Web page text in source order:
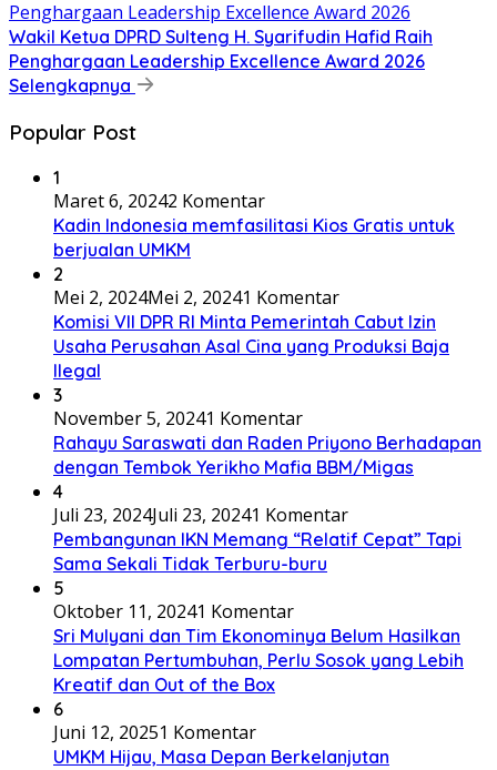
Wakil Ketua DPRD Sulteng H. Syarifudin Hafid Raih
Penghargaan Leadership Excellence Award 2026
Selengkapnya
Popular Post
1
Maret 6, 20242 Komentar
Kadin Indonesia memfasilitasi Kios Gratis untuk
berjualan UMKM
2
Mei 2, 2024Mei 2, 20241 Komentar
Komisi VII DPR RI Minta Pemerintah Cabut Izin
Usaha Perusahan Asal Cina yang Produksi Baja
Ilegal
3
November 5, 20241 Komentar
Rahayu Saraswati dan Raden Priyono Berhadapan
dengan Tembok Yerikho Mafia BBM/Migas
4
Juli 23, 2024Juli 23, 20241 Komentar
Pembangunan IKN Memang “Relatif Cepat” Tapi
Sama Sekali Tidak Terburu-buru
5
Oktober 11, 20241 Komentar
Sri Mulyani dan Tim Ekonominya Belum Hasilkan
Lompatan Pertumbuhan, Perlu Sosok yang Lebih
Kreatif dan Out of the Box
6
Juni 12, 20251 Komentar
UMKM Hijau, Masa Depan Berkelanjutan